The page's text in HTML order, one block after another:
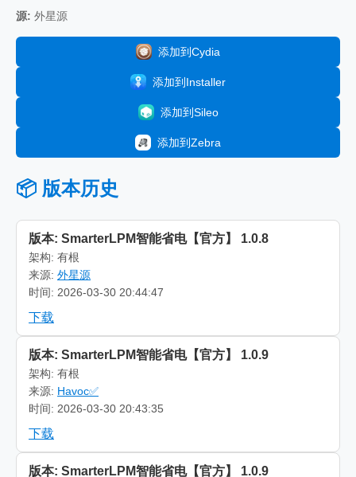
源: 外星源
添加到Cydia
添加到Installer
添加到Sileo
添加到Zebra
📦 版本历史
版本: SmarterLPM智能省电【官方】 1.0.8
架构: 有根
来源: 外星源
时间: 2026-03-30 20:44:47
下载
版本: SmarterLPM智能省电【官方】 1.0.9
架构: 有根
来源: Havoc✅
时间: 2026-03-30 20:43:35
下载
版本: SmarterLPM智能省电【官方】 1.0.9